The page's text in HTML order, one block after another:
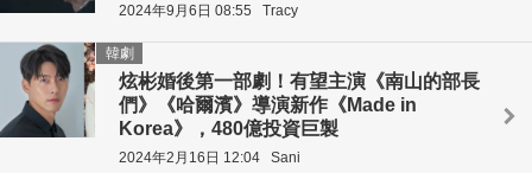
2024年9月6日 08:55 Tracy
炫彬婚後第一部劇！有望主演《南山的部長
們》《哈爾濱》導演新作《Made in
Korea》，480億投資巨製
韓劇
2024年2月16日 12:04 Sani